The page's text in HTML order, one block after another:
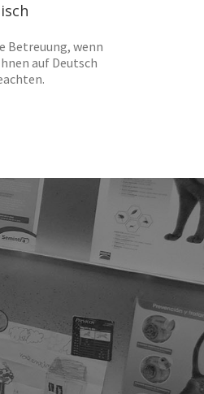
Betreuung, wenn
auf Deutsch